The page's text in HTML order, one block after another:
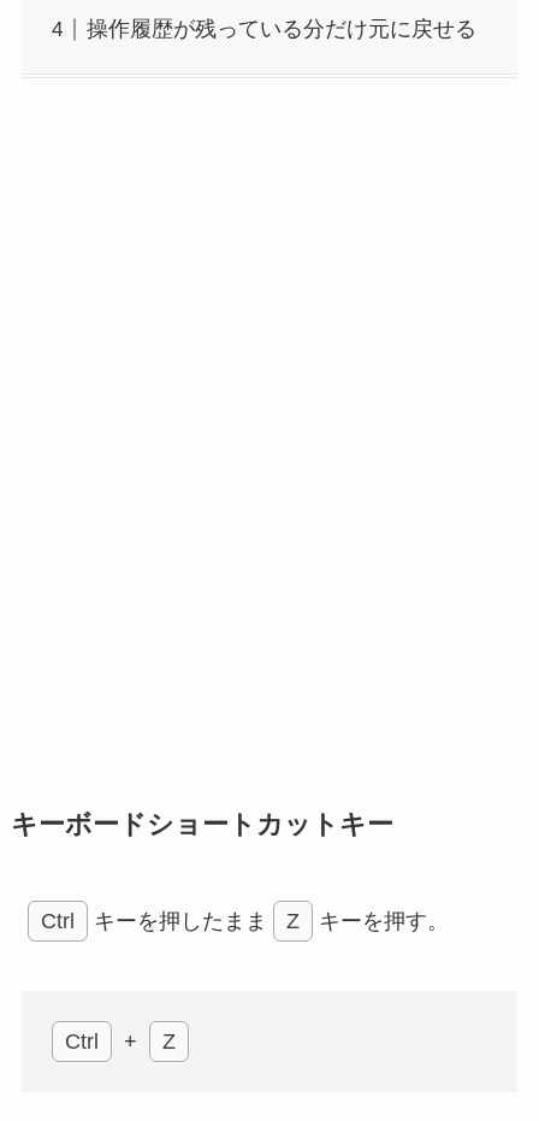
操作履歴が残っている分だけ元に戻せる
キーボードショートカットキー
Ctrl キーを押したまま Z キーを押す。
Ctrl + Z